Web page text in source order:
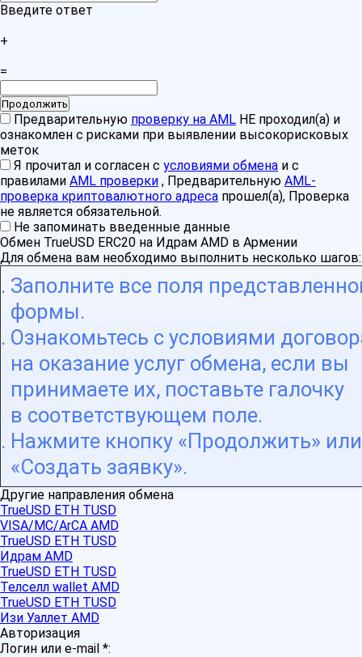
Введите ответ
+
=
Предварительную проверку на AML НЕ проходил(а) и
ознакомлен с рисками при выявлении высокорисковых
меток
Я прочитал и согласен с условиями обмена и с
правилами AML проверки , Предварительную AML-
проверка криптовалютного адреса прошел(а), Проверка
не является обязательной.
Не запоминать введенные данные
Обмен TrueUSD ERC20 на Идрам AMD в Армении
Для обмена вам необходимо выполнить несколько шагов:
Заполните все поля
формы.
Ознакомьтесь с условиями
на оказание услуг обмена, если вы
принимаете их, поставьте галочку
в соответствующем поле.
Нажмите кнопку «Продолжить» или
«Создать заявку».
Другие направления обмена
TrueUSD ETH TUSD
VISA/MC/ArCA AMD
TrueUSD ETH TUSD
Идрам AMD
TrueUSD ETH TUSD
Телселл wallet AMD
TrueUSD ETH TUSD
Изи Уаллет AMD
Авторизация
Логин или e-mail *: